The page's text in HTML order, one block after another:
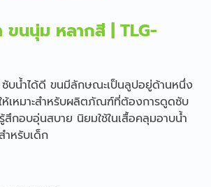
ขนนุ่ม หลากสี | TLG-
บน้ำได้ดี ขนมีลักษณะเป็นลูปอยู่ด้านหนึ่ง
เหมาะสำหรับผลิตภัณฑ์ที่ต้องการดูดซับ
สึกอบอุ่นสบาย นิยมใช้ในเสื้อคลุมอาบน้ำ
ำหรับเด็ก